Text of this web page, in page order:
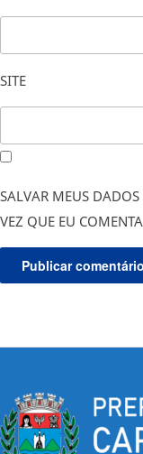
SITE
SALVAR MEUS
VEZ QUE EU